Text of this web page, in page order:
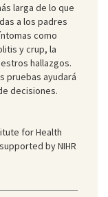
larga de lo que
a los padres
como
y crup, la
hallazgos.
pruebas ayudará
decisiones.
for Health
by NIHR